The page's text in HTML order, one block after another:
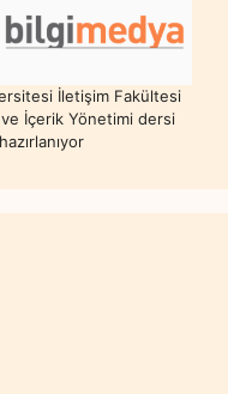
İletişim Fakültesi
İçerik Yönetimi dersi